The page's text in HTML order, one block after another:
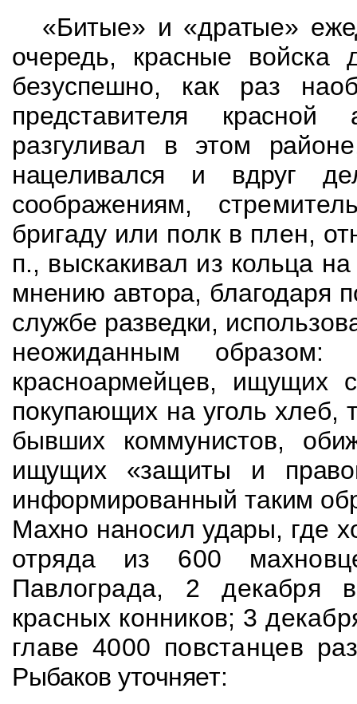
«Битые» и «дратые»
очередь, красные войска
безуспешно, как раз
представителя
разгуливал в этом
нацеливался и вдруг
соображениям,
бригаду или полк в плен,
п., выскакивал из кольца
мнению автора, благодаря
службе разведки,
неожиданным
красноармейцев, ищущих
покупающих науголь хлеб,
бывших коммунистов,
ищущих «защиты и
информированный таким
Махно наносил удары, где
отряда из 600
Павлограда, 2 декабря
красных конников; 3
главе 4000 повстанцев
Рыбаков уточняет: